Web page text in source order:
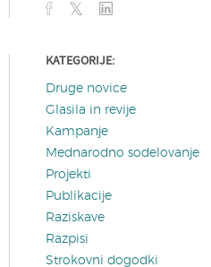
KATEGORIJE:
Druge novice
Glasila in revije
Kampanje
Mednarodno sodelovanje
Projekti
Publikacije
Raziskave
Razpisi
Strokovni dogodki